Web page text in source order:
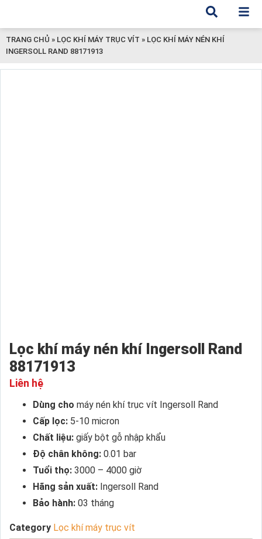
TRANG CHỦ » LỌC KHÍ MÁY TRỤC VÍT » LỌC KHÍ MÁY NÉN KHÍ
INGERSOLL RAND 88171913
Lọc khí máy nén khí Ingersoll Rand
88171913
Liên hệ
Dùng cho máy nén khí trục vít Ingersoll Rand
Cấp lọc: 5-10 micron
Chất liệu: giấy bột gỗ nhập khẩu
Độ chân không: 0.01 bar
Tuổi thọ: 3000 – 4000 giờ
Hãng sản xuất: Ingersoll Rand
Bảo hành: 03 tháng
Category Lọc khí máy trục vít